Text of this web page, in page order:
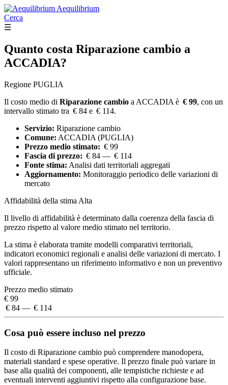
Aequilibrium
Cerca
☰
Quanto costa Riparazione cambio a
ACCADIA?
Regione PUGLIA
Il costo medio di Riparazione cambio a ACCADIA è € 99, con un
intervallo stimato tra € 84 e € 114.
Servizio: Riparazione cambio
Comune: ACCADIA (PUGLIA)
Prezzo medio stimato: € 99
Fascia di prezzo: € 84 — € 114
Fonte stima: Analisi dati territoriali aggregati
Aggiornamento: Monitoraggio periodico delle variazioni di
mercato
Affidabilità della stima Alta
Il livello di affidabilità è determinato dalla coerenza della fascia di
prezzo rispetto al valore medio stimato nel territorio.
La stima è elaborata tramite modelli comparativi territoriali,
indicatori economici regionali e analisi delle variazioni di mercato. I
valori rappresentano un riferimento informativo e non un preventivo
ufficiale.
Prezzo medio stimato
€ 99
€ 84 — € 114
Cosa può essere incluso nel prezzo
Il costo di Riparazione cambio può comprendere manodopera,
materiali standard e spese operative. Il prezzo finale può variare in
base alla qualità dei componenti, alle tempistiche richieste e ad
eventuali interventi aggiuntivi rispetto alla configurazione base.